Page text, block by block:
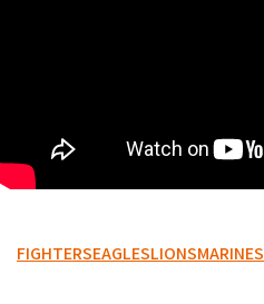
FIGHTERSEAGLESLIONSMARINES